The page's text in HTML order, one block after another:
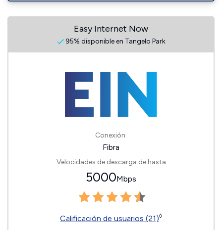
Easy Internet Now
95% disponible en Tangelo Park
Conexión:
Fibra
Velocidades de descarga de hasta
5000Mbps
Calificación de usuarios (21)◊